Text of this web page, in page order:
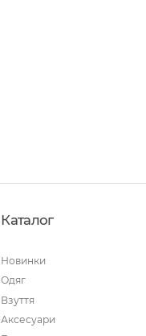
Каталог
Новинки
Одяг
Взуття
Аксесуари